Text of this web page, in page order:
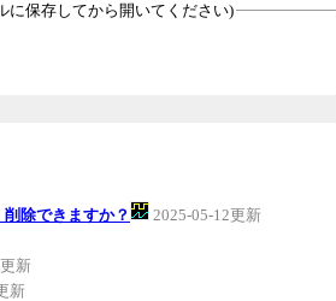
に保存してから開いてください)
除できますか？
2025-05-12更新
新
新